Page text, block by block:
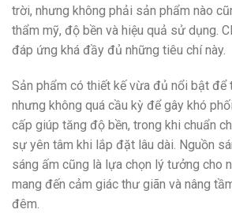
trời, nhưng không phải sản phẩm nào
thẩm mỹ, độ bền và hiệu quả sử dụng.
đáp ứng khá đầy đủ những tiêu chí này.
Sản phẩm có thiết kế vừa đủ nổi bật để
nhưng không quá cầu kỳ để gây khó
cấp giúp tăng độ bền, trong khi chuẩn
sự yên tâm khi lắp đặt lâu dài. Nguồn
sáng ấm cũng là lựa chọn lý tưởng cho
mang đến cảm giác thư giãn và nâng
đêm.